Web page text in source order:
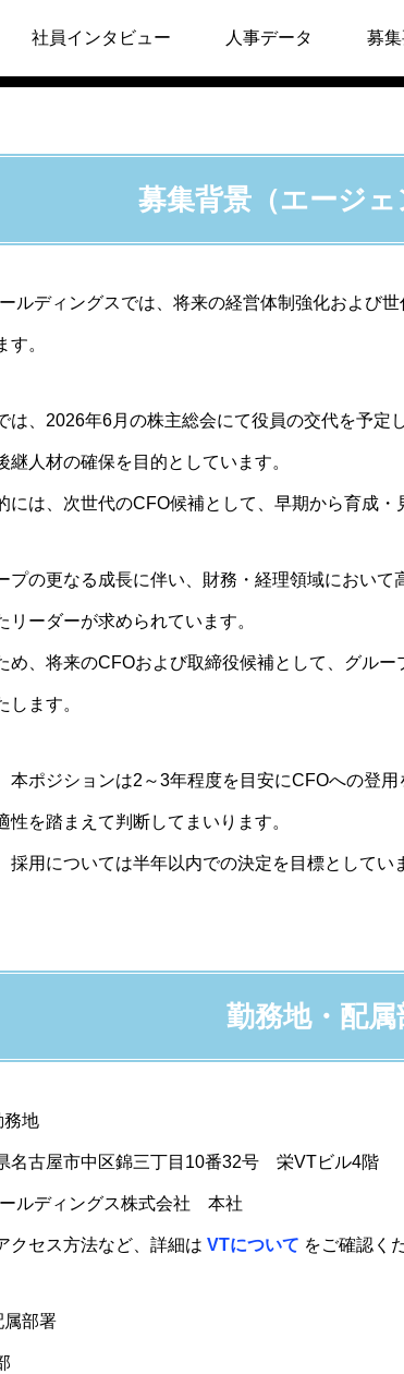
社員インタビュー 人事データ 募
集要項
募集背景（エージ
ルディングスでは、将来の経営体制強化および
す。
は、2026年6月の株主総会にて役員の交代を予定
継人材の確保を目的としています。
には、次世代のCFO候補として、早期から育成・
プの更なる成長に伴い、財務・経理領域におい
リーダーが求められています。
め、将来のCFOおよび取締役候補として、グル
します。
本ポジションは2～3年程度を目安にCFOへの登
性を踏まえて判断してまいります。
採用については半年以内での決定を目標としてい
勤務地・配属
地
名古屋市中区錦三丁目10番32号 栄VTビル4階
ルディングス株式会社 本社
セス方法など、詳細は VTについて をご確認く
部署